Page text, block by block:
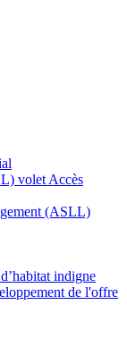
volet Accès
(ASLL)
indigne
de l'offre